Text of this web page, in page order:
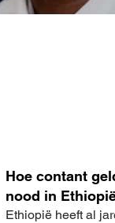
Hoe contant
nood in
Ethiopië heeft al
meer